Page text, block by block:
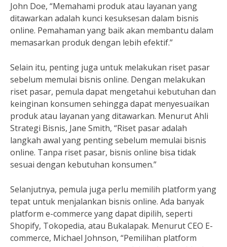
John Doe, “Memahami produk atau layanan yang
ditawarkan adalah kunci kesuksesan dalam bisnis
online. Pemahaman yang baik akan membantu dalam
memasarkan produk dengan lebih efektif.”
Selain itu, penting juga untuk melakukan riset pasar
sebelum memulai bisnis online. Dengan melakukan
riset pasar, pemula dapat mengetahui kebutuhan dan
keinginan konsumen sehingga dapat menyesuaikan
produk atau layanan yang ditawarkan. Menurut Ahli
Strategi Bisnis, Jane Smith, “Riset pasar adalah
langkah awal yang penting sebelum memulai bisnis
online. Tanpa riset pasar, bisnis online bisa tidak
sesuai dengan kebutuhan konsumen.”
Selanjutnya, pemula juga perlu memilih platform yang
tepat untuk menjalankan bisnis online. Ada banyak
platform e-commerce yang dapat dipilih, seperti
Shopify, Tokopedia, atau Bukalapak. Menurut CEO E-
commerce, Michael Johnson, “Pemilihan platform